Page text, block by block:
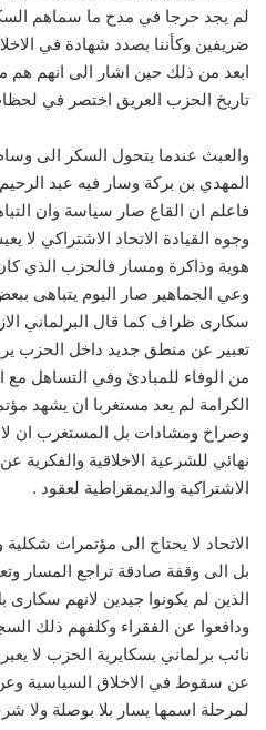
لم يجد حرجا في مدح ما سماهم
ضريفين وكأننا بصدد شهادة في
ابعد من ذلك حين اشار الى انهم هم
تاريخ الحزب العريق اختصر في
والعبث عندما يتحول السكر الى
المهدي بن بركة وسار فيه عبد
فاعلم ان القاع صار سياسة وان
وجوه القيادة الاتحاد الاشتراكي
هوية وذاكرة ومسار فالحزب الذي
وعي الجماهير صار اليوم يتباهى
سكارى ظراف كما قال البرلماني
تعبير عن منطق جديد داخل الحزب
من الوفاء للمبادئ وفي التساهل
الكرامة لم يعد مستغربا ان يشهد
وصراخ ومشادات بل المستغرب ان
نهائي للشرعية الاخلاقية والفكرية
الاشتراكية والديمقراطية لعقود .
الاتحاد لا يحتاج الى مؤتمرات
بل الى وقفة صادقة تراجع المسار
الذين لم يكونوا جيدين لانهم
ودافعوا عن الفقراء وكلفهم ذلك
نائب برلماني بسكايرية الحزب لا
عن سقوط في الاخلاق السياسية
لمرحلة اسمها يسار بلا بوصلة ولا